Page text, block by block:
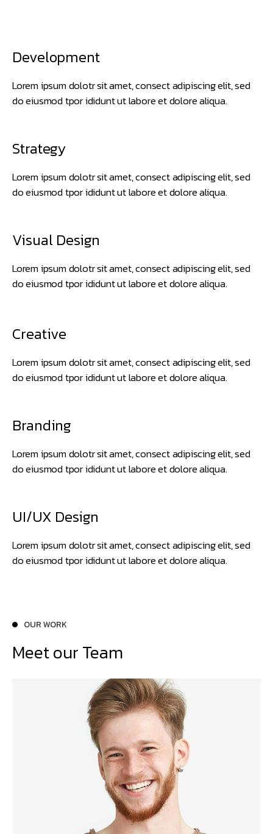
Development
Lorem ipsum dolotr sit amet, consect adipiscing elit, sed
do eiusmod tpor ididunt ut labore et dolore aliqua.
Strategy
Lorem ipsum dolotr sit amet, consect adipiscing elit, sed
do eiusmod tpor ididunt ut labore et dolore aliqua.
Visual Design
Lorem ipsum dolotr sit amet, consect adipiscing elit, sed
do eiusmod tpor ididunt ut labore et dolore aliqua.
Creative
Lorem ipsum dolotr sit amet, consect adipiscing elit, sed
do eiusmod tpor ididunt ut labore et dolore aliqua.
Branding
Lorem ipsum dolotr sit amet, consect adipiscing elit, sed
do eiusmod tpor ididunt ut labore et dolore aliqua.
UI/UX Design
Lorem ipsum dolotr sit amet, consect adipiscing elit, sed
do eiusmod tpor ididunt ut labore et dolore aliqua.
OUR WORK
Meet our Team